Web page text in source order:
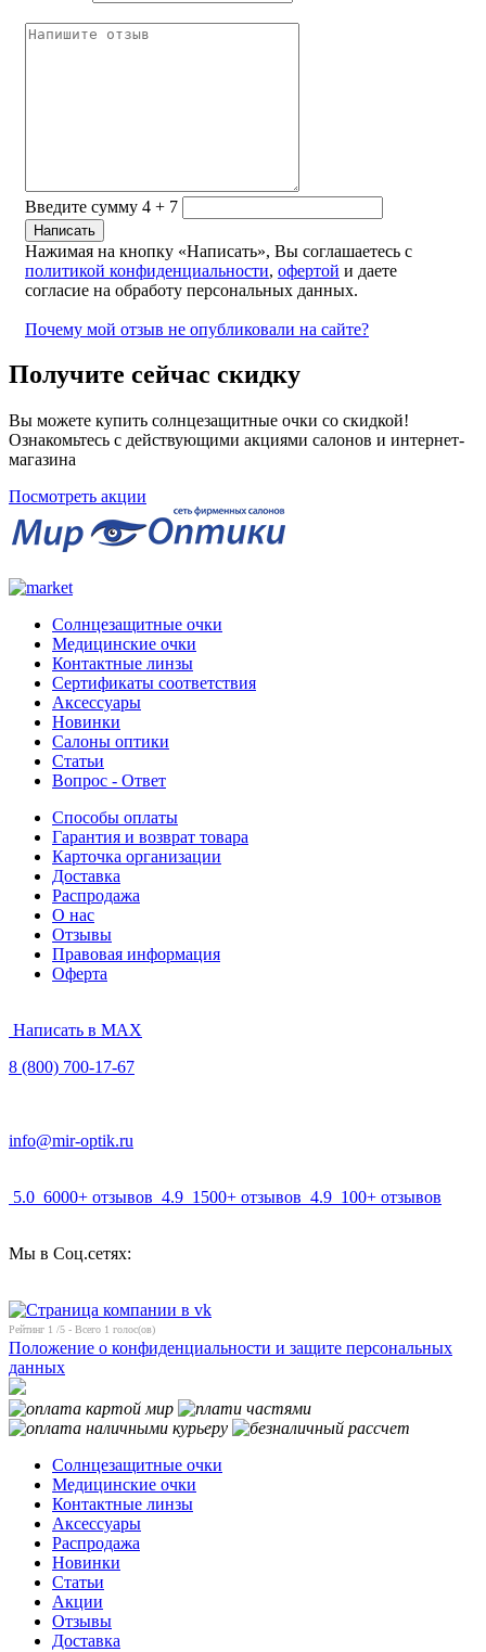
Введите сумму 4 + 7
Нажимая на кнопку «Написать», Вы соглашаетесь с
политикой конфиденциальности, офертой и даете
согласие на обработу персональных данных.
Почему мой отзыв не опубликовали на сайте?
Получите сейчас скидку
Вы можете купить солнцезащитные очки со скидкой!
Ознакомьтесь с действующими акциями салонов и интернет-
магазина
Посмотреть акции
Солнцезащитные очки
Медицинские очки
Контактные линзы
Сертификаты соответствия
Аксессуары
Новинки
Салоны оптики
Статьи
Вопрос - Ответ
Способы оплаты
Гарантия и возврат товара
Карточка организации
Доставка
Распродажа
О нас
Отзывы
Правовая информация
Оферта
Написать в MAX
8 (800) 700-17-67
info@mir-optik.ru
5.0 6000+ отзывов 4.9 1500+ отзывов 4.9 100+ отзывов
Мы в Соц.сетях:
Рейтинг 1 /5 - Всего 1 голос(ов)
Положение о конфиденциальности и защите персональных
данных
Солнцезащитные очки
Медицинские очки
Контактные линзы
Аксессуары
Распродажа
Новинки
Статьи
Акции
Отзывы
Доставка